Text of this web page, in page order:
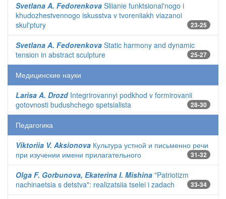
Svetlana A. Fedorenkova Sliianie funktsional'nogo i
khudozhestvennogo iskusstva v tvoreniiakh viazanoi
skul'ptury
23-25
Svetlana A. Fedorenkova Static harmony and dynamic
tension in abstract sculpture
25-27
Медицинские науки
Larisa A. DrozdIntegrirovannyi podkhod v formirovanii
gotovnosti budushchego spetsialista
28-30
Педагогика
Viktoriia V. Aksionova Культура устной и письменно речи
при изучении имени прилагательного
31-32
Olga F. Gorbunova, Ekaterina I. Mishina "Patriotizm
nachinaetsia s detstva": realizatsiia tselei i zadach
33-34